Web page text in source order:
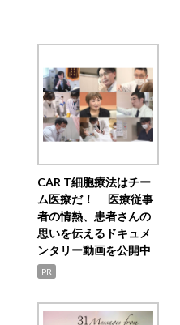
CAR T細胞療法はチー
ム医療だ！ 医療従事
者の情熱、患者さんの
思いを伝えるドキュメ
ンタリー動画を公開中
PR